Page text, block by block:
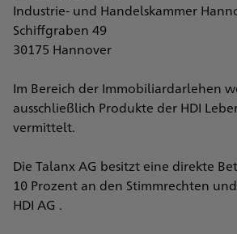
Industrie- und Handelskammer
Schiffgraben 49
30175 Hannover
Im Bereich der Immobiliardarlehen
ausschließlich Produkte der HDI
vermittelt.
Die Talanx AG besitzt eine direkte
10 Prozent an den Stimmrechten
HDI AG .